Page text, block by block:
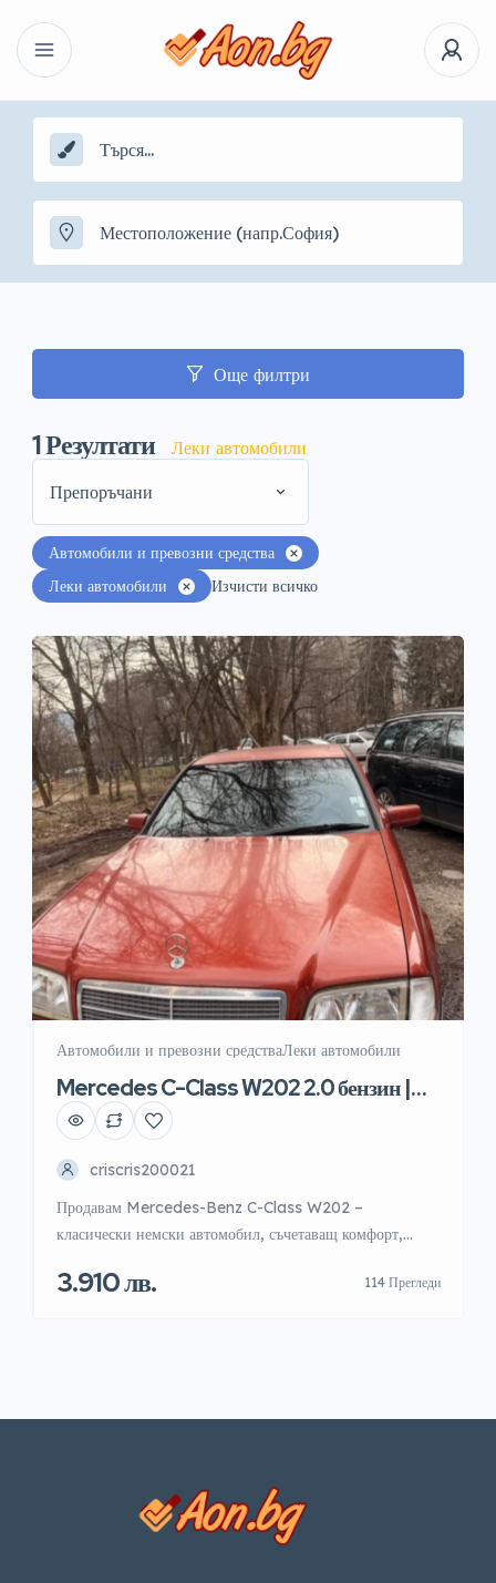
Още филтри
1Резултати
Леки автомобили
Препоръчани
Автомобили и превозни средства
Леки автомобили
Изчисти всичко
Автомобили и превозни средстваЛеки автомобили
Mercedes C-Class W202 2.0 бензин |
Здрав мотор | Класически Mercedes
criscris200021
Продавам Mercedes-Benz C-Class W202 –
класически немски автомобил, съчетаващ комфорт,
окачване, комфортно возене и здрави двигатели, което
3.910 лв. 114 Прегледи